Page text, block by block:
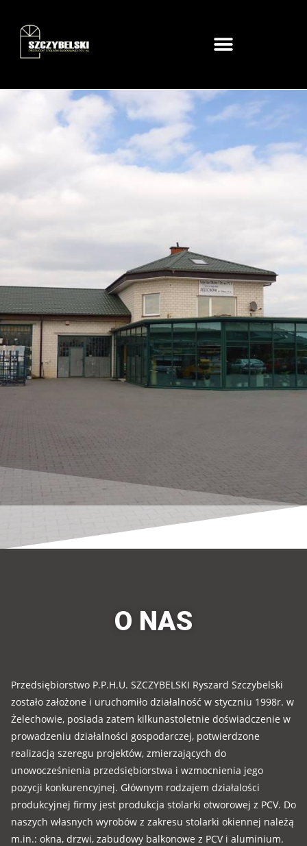
O NAS
Przedsiębiorstwo P.P.H.U. SZCZYBELSKI Ryszard Szczybelski
zostało założone i uruchomiło działalność w styczniu 1998r. w
Żelechowie, posiada zatem kilkunastoletnie doświadczenie w
prowadzeniu działalności gospodarczej, potwierdzone
realizacją szeregu projektów, zmierzających do
unowocześnienia przedsiębiorstwa i wzmocnienia jego
pozycji konkurencyjnej. Głównym rodzajem działalości
produkcyjnej firmy jest produkcja stolarki otworowej z PCV. Do
naszych własnych wyrobów z zakresu stolarki okiennej należą
m.in.: okna, drzwi, zabudowy balkonowe z PCV i aluminium.